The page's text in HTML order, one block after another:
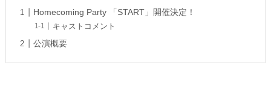
Homecoming Party 「START」開催決定！
キャストコメント
公演概要